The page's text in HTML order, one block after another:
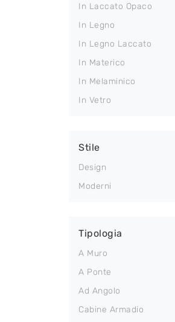
In Laccato Opaco
In Legno
In Legno Laccato
In Materico
In Melaminico
In Vetro
Stile
Design
Moderni
Tipologia
A Muro
A Ponte
Ad Angolo
Cabine Armadio